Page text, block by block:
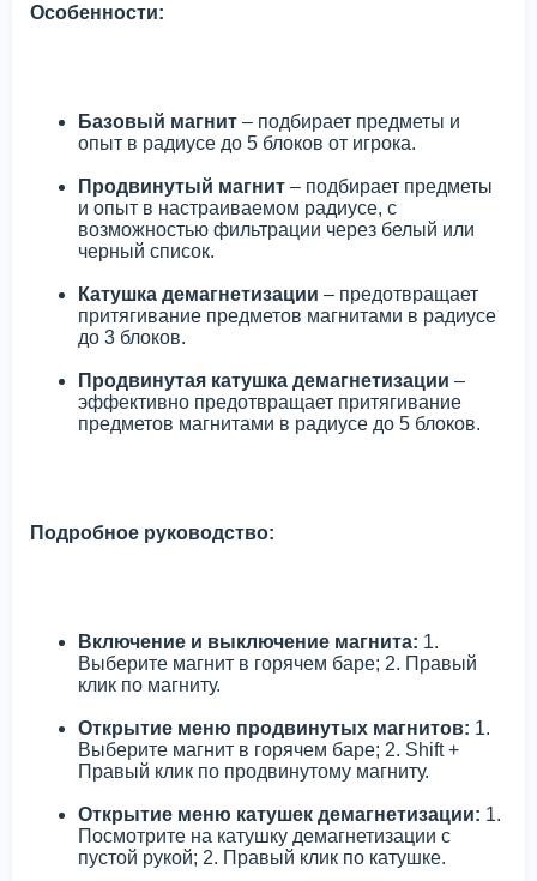
Особенности:
Базовый магнит – подбирает предметы и
опыт в радиусе до 5 блоков от игрока.
Продвинутый магнит – подбирает предметы
и опыт в настраиваемом радиусе, с
возможностью фильтрации через белый или
черный список.
Катушка демагнетизации – предотвращает
притягивание предметов магнитами в радиусе
до 3 блоков.
Продвинутая катушка демагнетизации –
эффективно предотвращает притягивание
предметов магнитами в радиусе до 5 блоков.
Подробное руководство:
Включение и выключение магнита: 1.
Выберите магнит в горячем баре; 2. Правый
клик по магниту.
Открытие меню продвинутых магнитов: 1.
Выберите магнит в горячем баре; 2. Shift +
Правый клик по продвинутому магниту.
Открытие меню катушек демагнетизации: 1.
Посмотрите на катушку демагнетизации с
пустой рукой; 2. Правый клик по катушке.